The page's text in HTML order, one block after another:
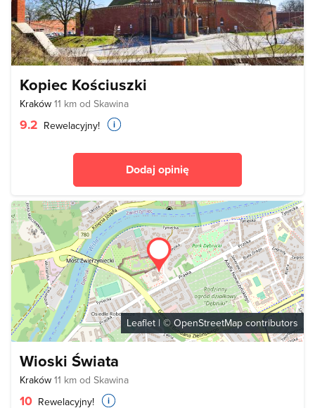
Kopiec Kościuszki
Kraków 11 km od Skawina
9.2 Rewelacyjny!
Dodaj opinię
Leaflet | © OpenStreetMap contributors
Wioski Świata
Kraków 11 km od Skawina
10 Rewelacyjny!